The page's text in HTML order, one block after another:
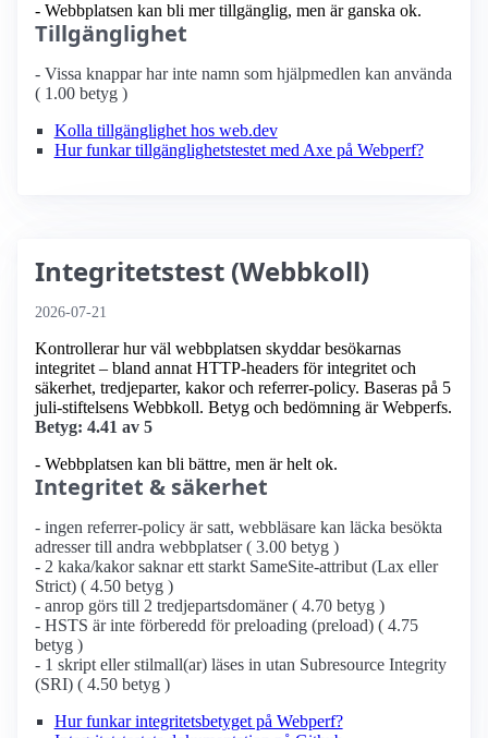
- Webbplatsen kan bli mer tillgänglig, men är ganska ok.
Tillgänglighet
- Vissa knappar har inte namn som hjälpmedlen kan använda
( 1.00 betyg )
Kolla tillgänglighet hos web.dev
Hur funkar tillgänglighetstestet med Axe på Webperf?
Integritetstest (Webbkoll)
2026-07-21
Kontrollerar hur väl webbplatsen skyddar besökarnas
integritet – bland annat HTTP-headers för integritet och
säkerhet, tredjeparter, kakor och referrer-policy. Baseras på 5
juli-stiftelsens Webbkoll. Betyg och bedömning är Webperfs.
Betyg: 4.41 av 5
- Webbplatsen kan bli bättre, men är helt ok.
Integritet & säkerhet
- ingen referrer-policy är satt, webbläsare kan läcka besökta
adresser till andra webbplatser ( 3.00 betyg )
- 2 kaka/kakor saknar ett starkt SameSite-attribut (Lax eller
Strict) ( 4.50 betyg )
- anrop görs till 2 tredjepartsdomäner ( 4.70 betyg )
- HSTS är inte förberedd för preloading (preload) ( 4.75
betyg )
- 1 skript eller stilmall(ar) läses in utan Subresource Integrity
(SRI) ( 4.50 betyg )
Hur funkar integritetsbetyget på Webperf?